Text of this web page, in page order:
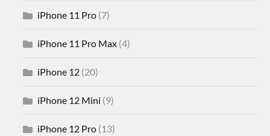
iPhone 11 Pro (7)
iPhone 11 Pro Max (4)
iPhone 12 (20)
iPhone 12 Mini (9)
iPhone 12 Pro (13)